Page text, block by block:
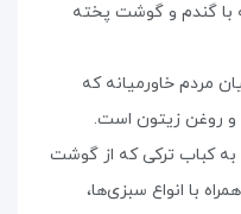
با گندم و گوشت پخته
مردم خاورمیانه که
و روغن زیتون است.
کباب ترکی که از گوشت
با انواع سبزی‌ها،